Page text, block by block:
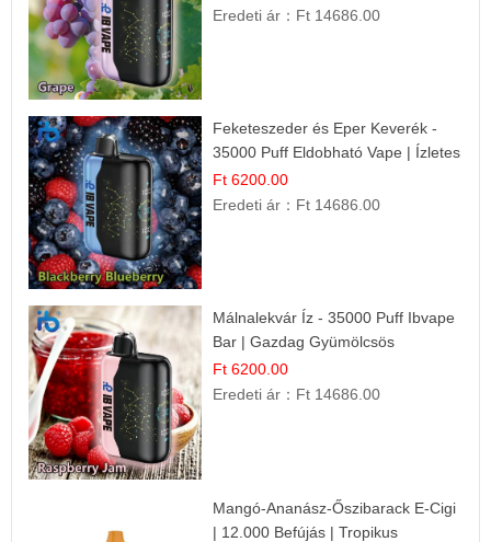
Eredeti ár： Ft 14686.00
Feketeszeder és Eper Keverék -
35000 Puff Eldobható Vape | Ízletes
Gyümölcsökombináció!
Ft 6200.00
Eredeti ár： Ft 14686.00
Málnalekvár Íz - 35000 Puff Ibvape
Bar | Gazdag Gyümölcsös
Ízélmény!
Ft 6200.00
Eredeti ár： Ft 14686.00
Mangó-Ananász-Őszibarack E-Cigi
| 12.000 Befújás | Tropikus